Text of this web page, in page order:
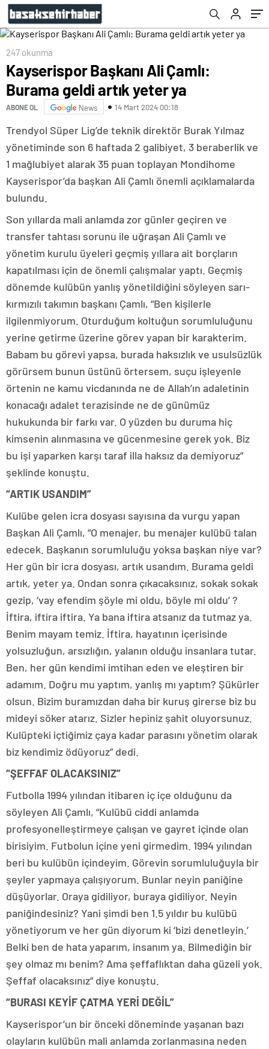
247 okunma
Kayserispor Başkanı Ali Çamlı:
Burama geldi artık yeter ya
ABONE OL News 14 Mart 2024 00:18
Trendyol Süper Lig’de teknik direktör Burak Yılmaz
yönetiminde son 6 haftada 2 galibiyet, 3 beraberlik ve
1 mağlubiyet alarak 35 puan toplayan Mondihome
Kayserispor’da başkan Ali Çamlı önemli açıklamalarda
bulundu.
Son yıllarda mali anlamda zor günler geçiren ve
transfer tahtası sorunu ile uğraşan Ali Çamlı ve
yönetim kurulu üyeleri geçmiş yıllara ait borçların
kapatılması için de önemli çalışmalar yaptı. Geçmiş
dönemde kulübün yanlış yönetildiğini söyleyen sarı-
kırmızılı takımın başkanı Çamlı, “Ben kişilerle
ilgilenmiyorum. Oturduğum koltuğun sorumluluğunu
yerine getirme üzerine görev yapan bir karakterim.
Babam bu görevi yapsa, burada haksızlık ve usulsüzlük
görürsem bunun üstünü örtersem, suçu işleyenle
örtenin ne kamu vicdanında ne de Allah’ın adaletinin
konacağı adalet terazisinde ne de günümüz
hukukunda bir farkı var. O yüzden bu duruma hiç
kimsenin alınmasına ve gücenmesine gerek yok. Biz
bu işi yaparken karşı taraf illa haksız da demiyoruz”
şeklinde konuştu.
“ARTIK USANDIM”
Kulübe gelen icra dosyası sayısına da vurgu yapan
Başkan Ali Çamlı, “O menajer, bu menajer kulübü talan
edecek. Başkanın sorumluluğu yoksa başkan niye var?
Her gün bir icra dosyası, artık usandım. Burama geldi
artık, yeter ya. Ondan sonra çıkacaksınız, sokak sokak
gezip, ‘vay efendim şöyle mi oldu, böyle mi oldu’ ?
İftira, iftira iftira. Ya bana iftira atsanız da tutmaz ya.
Benim mayam temiz. İftira, hayatının içerisinde
yolsuzluğun, arsızlığın, yalanın olduğu insanlara tutar.
Ben, her gün kendimi imtihan eden ve eleştiren bir
adamım. Doğru mu yaptım, yanlış mı yaptım? Şükürler
olsun. Bizim buramızdan daha bir kuruş girerse biz bu
mideyi söker atarız. Sizler hepiniz şahit oluyorsunuz.
Kulüpteki içtiğimiz çaya kadar parasını yönetim olarak
biz kendimiz ödüyoruz” dedi.
“ŞEFFAF OLACAKSINIZ”
Futbolla 1994 yılından itibaren iç içe olduğunu da
söyleyen Ali Çamlı, “Kulübü ciddi anlamda
profesyonelleştirmeye çalışan ve gayret içinde olan
birisiyim. Futbolun içine yeni girmedim. 1994 yılından
beri bu kulübün içindeyim. Görevin sorumluluğuyla bir
şeyler yapmaya çalışıyorum. Bunlar neyin paniğine
düşüyorlar. Oraya gidiliyor, buraya gidiliyor. Neyin
paniğindesiniz? Yani şimdi ben 1.5 yıldır bu kulübü
yönetiyorum ve her gün diyorum ki ‘bizi denetleyin.’
Belki ben de hata yaparım, insanım ya. Bilmediğin bir
şey olmaz mı benim? Ama şeffaflıktan daha güzeli yok.
Şeffaf olacaksınız” diye konuştu.
“BURASI KEYİF ÇATMA YERİ DEĞİL”
Kayserispor’un bir önceki döneminde yaşanan bazı
olayların kulübün mali anlamda zorlanmasına neden